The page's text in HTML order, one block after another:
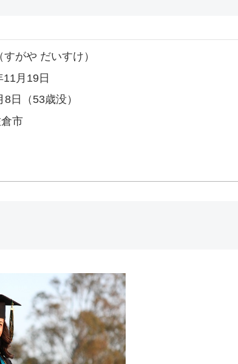
すがや だいすけ）
11月19日
8日（53歳没）
市